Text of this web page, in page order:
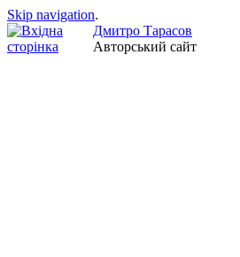
Skip navigation.
Дмитро Тарасов
Авторський сайт